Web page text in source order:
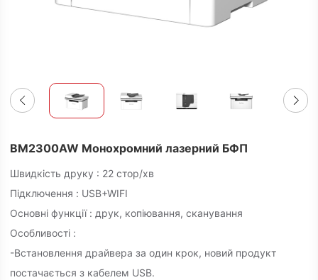
BM2300AW Монохромний лазерний БФП
Швидкість друку : 22 стор/хв
Підключення : USB+WIFI
Основні функції : друк, копіювання, сканування
Особливості :
-Встановлення драйвера за один крок, новий продукт
постачається з кабелем USB.